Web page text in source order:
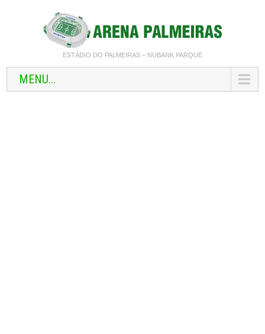
ESTÁDIO DO PALMEIRAS – NUBANK PARQUE
MENU...